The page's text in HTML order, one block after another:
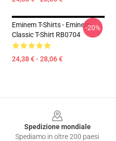
Eminem T-Shirts - Eminem
Classic T-Shirt RB0704
24,38 € - 28,06 €
-20%
Spedizione mondiale
Spediamo in oltre 200 paesi